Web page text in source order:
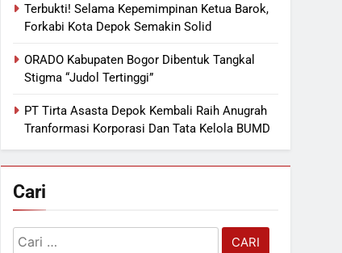
Terbukti! Selama Kepemimpinan Ketua Barok,
Forkabi Kota Depok Semakin Solid
ORADO Kabupaten Bogor Dibentuk Tangkal
Stigma “Judol Tertinggi”
PT Tirta Asasta Depok Kembali Raih Anugrah
Tranformasi Korporasi Dan Tata Kelola BUMD
Cari
Cari